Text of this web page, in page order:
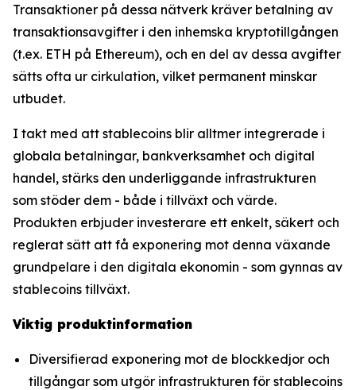
Transaktioner på dessa nätverk kräver betalning av
transaktionsavgifter i den inhemska kryptotillgången
(t.ex. ETH på Ethereum), och en del av dessa avgifter
sätts ofta ur cirkulation, vilket permanent minskar
utbudet.
I takt med att stablecoins blir alltmer integrerade i
globala betalningar, bankverksamhet och digital
handel, stärks den underliggande infrastrukturen
som stöder dem - både i tillväxt och värde.
Produkten erbjuder investerare ett enkelt, säkert och
reglerat sätt att få exponering mot denna växande
grundpelare i den digitala ekonomin - som gynnas av
stablecoins tillväxt.
Viktig produktinformation
Diversifierad exponering mot de blockkedjor och
tillgångar som utgör infrastrukturen för stablecoins